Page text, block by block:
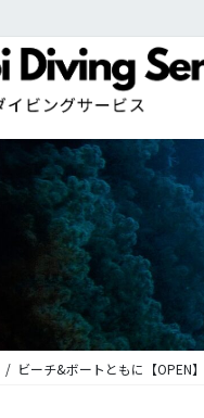
ビーチ&ボートともに【OPEN】